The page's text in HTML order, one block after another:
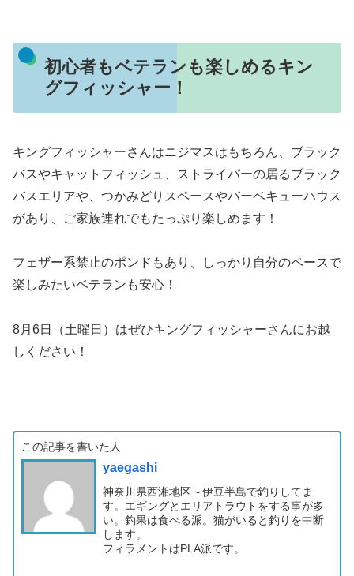
初心者もベテランも楽しめるキン
グフィッシャー！
キングフィッシャーさんはニジマスはもちろん、ブラック
バスやキャットフィッシュ、ストライパーの居るブラック
バスエリアや、つかみどりスペースやバーベキューハウス
があり、ご家族連れでもたっぷり楽しめます！
フェザー系禁止のポンドもあり、しっかり自分のペースで
楽しみたいベテランも安心！
8月6日（土曜日）はぜひキングフィッシャーさんにお越
しください！
この記事を書いた人
yaegashi
神奈川県西湘地区～伊豆半島で釣りしてま
す。エギングとエリアトラウトをする事が多
い。釣果は食べる派。猫がいると釣りを中断
します。
フィラメントはPLA派です。